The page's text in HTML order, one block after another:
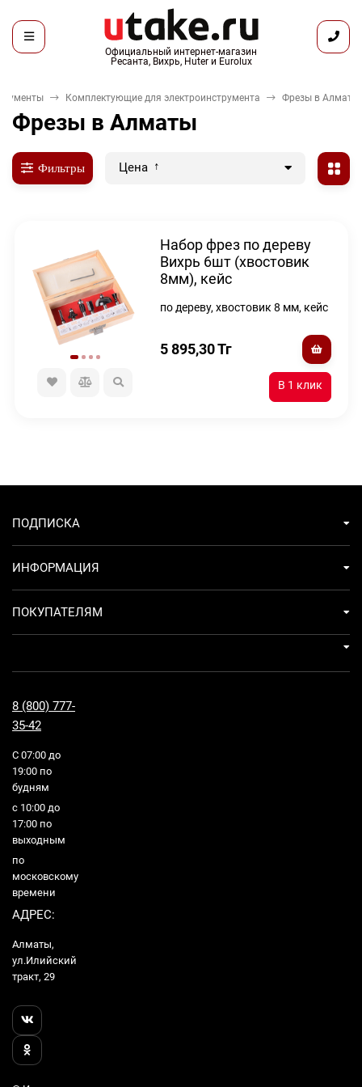
Официальный интернет-магазин
Ресанта, Вихрь, Huter и Eurolux
Комплектующие для электроинструмента Фрезы в Алматы
Фрезы в Алматы
Фильтры Цена
Набор фрез по дереву
Вихрь 6шт (хвостовик
8мм), кейс
по дереву, хвостовик 8 мм, кейс
5 895,30Тг
ПОДПИСКА
ИНФОРМАЦИЯ
ПОКУПАТЕЛЯМ
8 (800) 777-
35-42
С 07:00 до
19:00 по
будням
с 10:00 до
17:00 по
выходным
по
московскому
времени
АДРЕС:
Алматы,
ул.Илийский
тракт, 29